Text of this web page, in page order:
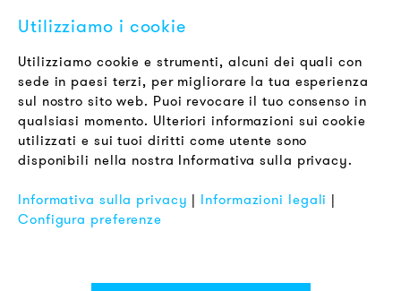
Newsletter
LEGALE
Termini & Condizioni
Informativa sulla Privacy
Impronta
Utilizziamo i cookie
Utilizziamo cookie e strumenti, alcuni dei quali con
sede in paesi terzi, per migliorare la tua esperienza
sul nostro sito web. Puoi revocare il tuo consenso in
qualsiasi momento. Ulteriori informazioni sui cookie
utilizzati e sui tuoi diritti come utente sono
disponibili nella nostra Informativa sulla privacy.
Informativa sulla privacy | Informazioni legali |
Configura preferenze